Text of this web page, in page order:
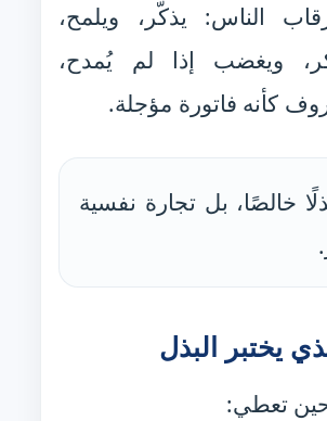
الناس: يذكّر، ويلمح،
ويغضب إذا لم يُمدح،
كأنه فاتورة مؤجلة.
خالصًا، بل تجارة نفسية
يختبر البذل
تعطي: